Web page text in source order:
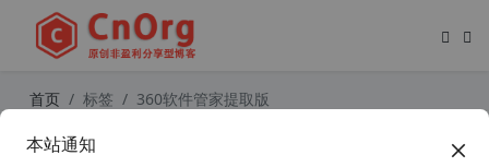
首页 标签 360软件管家提取版
360软件管家 7.5.0.1860 独立版 官方
本站通知